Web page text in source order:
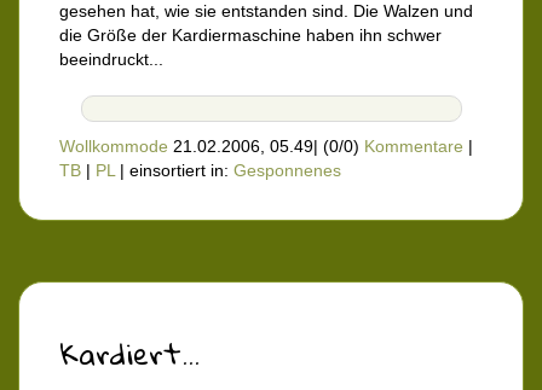
gesehen hat, wie sie entstanden sind. Die Walzen und
die Größe der Kardiermaschine haben ihn schwer
beeindruckt...
Wollkommode 21.02.2006, 05.49| (0/0) Kommentare |
TB | PL| einsortiert in: Gesponnenes
Kardiert...